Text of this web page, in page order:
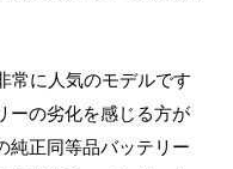
常に人気のモデルです
ーの劣化を感じる方が
純正同等品バッテリー